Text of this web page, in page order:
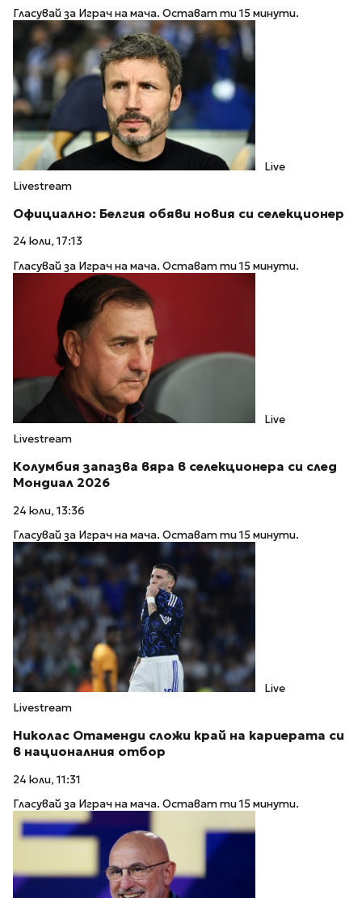
Гласувай за Играч на мача. Остават ти 15 минути.
Live
Livestream
Официално: Белгия обяви новия си селекционер
24 юли, 17:13
Гласувай за Играч на мача. Остават ти 15 минути.
Live
Livestream
Колумбия запазва вяра в селекционера си след
Мондиал 2026
24 юли, 13:36
Гласувай за Играч на мача. Остават ти 15 минути.
Live
Livestream
Николас Отаменди сложи край на кариерата си
в националния отбор
24 юли, 11:31
Гласувай за Играч на мача. Остават ти 15 минути.